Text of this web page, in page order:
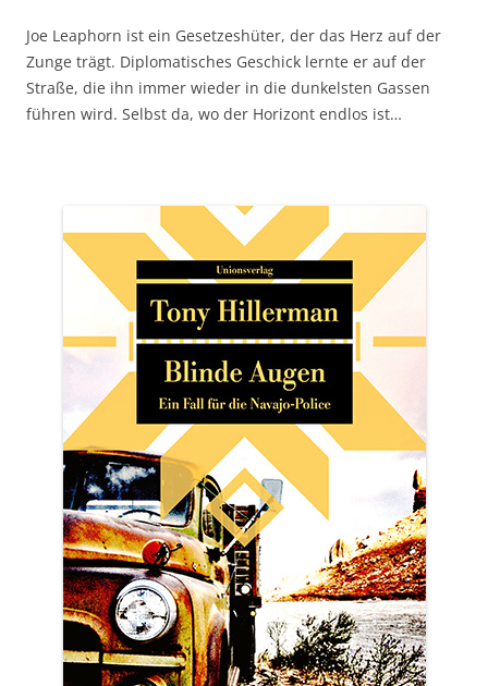
Joe Leaphorn ist ein Gesetzeshüter, der das Herz auf der
Zunge trägt. Diplomatisches Geschick lernte er auf der
Straße, die ihn immer wieder in die dunkelsten Gassen
führen wird. Selbst da, wo der Horizont endlos ist…